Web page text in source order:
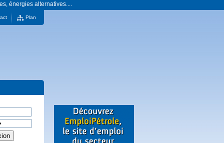
énergies alternatives....
Plan